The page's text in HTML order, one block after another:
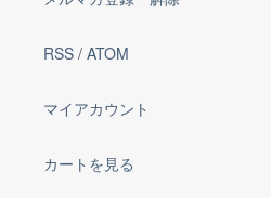
RSS / ATOM
マイアカウント
カートを見る